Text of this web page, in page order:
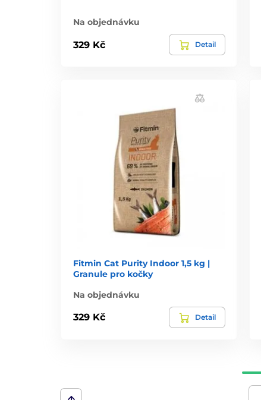
Na objednávku
329 Kč Detail
Fitmin Cat Purity Indoor 1,5 kg |
Granule pro kočky
Na objednávku
329 Kč Detail